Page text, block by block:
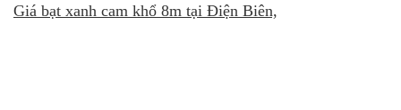
Giá bạt xanh cam khổ 8m tại Điện Biên,